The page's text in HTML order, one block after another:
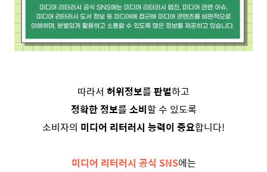
따라서 허위정보를 판별하고
정확한 정보를 소비할 수 있도록
소비자의 미디어 리터러시 능력이 중요합니다!
미디어 리터러시 공식 SNS에는